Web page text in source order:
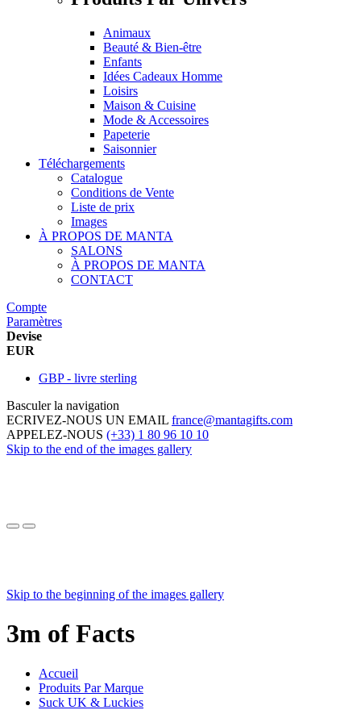
Animaux
Beauté & Bien-être
Enfants
Idées Cadeaux Homme
Loisirs
Maison & Cuisine
Mode & Accessoires
Papeterie
Saisonnier
Téléchargements
Catalogue
Conditions de Vente
Liste de prix
Images
À PROPOS DE MANTA
SALONS
À PROPOS DE MANTA
CONTACT
Compte
Paramètres
Devise
EUR
GBP - livre sterling
Basculer la navigation
ECRIVEZ-NOUS UN EMAIL france@mantagifts.com
APPELEZ-NOUS (+33) 1 80 96 10 10
Skip to the end of the images gallery
Skip to the beginning of the images gallery
3m of Facts
Accueil
Produits Par Marque
Suck UK & Luckies